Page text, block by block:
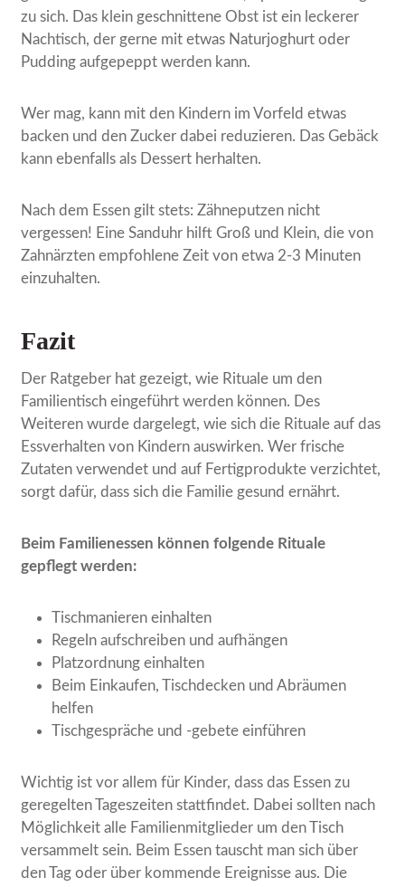
zu sich. Das klein geschnittene Obst ist ein leckerer
Nachtisch, der gerne mit etwas Naturjoghurt oder
Pudding aufgepeppt werden kann.
Wer mag, kann mit den Kindern im Vorfeld etwas
backen und den Zucker dabei reduzieren. Das Gebäck
kann ebenfalls als Dessert herhalten.
Nach dem Essen gilt stets: Zähneputzen nicht
vergessen! Eine Sanduhr hilft Groß und Klein, die von
Zahnärzten empfohlene Zeit von etwa 2-3 Minuten
einzuhalten.
Fazit
Der Ratgeber hat gezeigt, wie Rituale um den
Familientisch eingeführt werden können. Des
Weiteren wurde dargelegt, wie sich die Rituale auf das
Essverhalten von Kindern auswirken. Wer frische
Zutaten verwendet und auf Fertigprodukte verzichtet,
sorgt dafür, dass sich die Familie gesund ernährt.
Beim Familienessen können folgende Rituale
gepflegt werden:
Tischmanieren einhalten
Regeln aufschreiben und aufhängen
Platzordnung einhalten
Beim Einkaufen, Tischdecken und Abräumen
helfen
Tischgespräche und -gebete einführen
Wichtig ist vor allem für Kinder, dass das Essen zu
geregelten Tageszeiten stattfindet. Dabei sollten nach
Möglichkeit alle Familienmitglieder um den Tisch
versammelt sein. Beim Essen tauscht man sich über
den Tag oder über kommende Ereignisse aus. Die